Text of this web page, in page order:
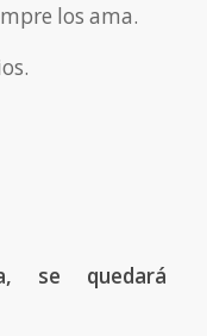
los ama.
se quedará